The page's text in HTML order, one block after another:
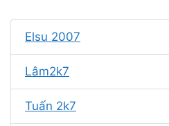
Elsu 2007
Lâm2k7
Tuấn 2k7